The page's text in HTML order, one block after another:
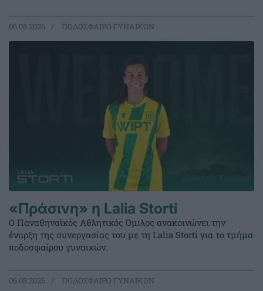
06.08.2026 ΠΟΔΟΣΦΑΙΡΟ ΓΥΝΑΙΚΩΝ
«Πράσινη» η Lalia Storti
Ο Παναθηναϊκός Αθλητικός Όμιλος ανακοινώνει την
έναρξη της συνεργασίας του με τη Lalia Storti για το τμήμα
ποδοσφαίρου γυναικών.
06.08.2026 ΠΟΔΟΣΦΑΙΡΟ ΓΥΝΑΙΚΩΝ